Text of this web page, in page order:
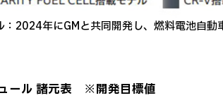
2024年にGMと共同開発し、燃料電池自動
ール 諸元表 ※開発目標値